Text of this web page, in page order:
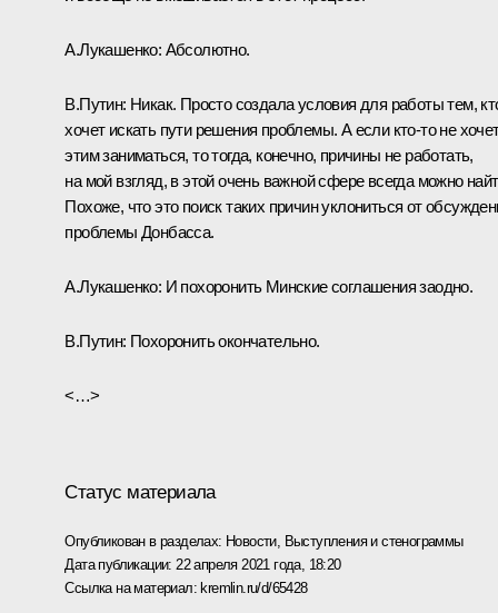
А.Лукашенко: Абсолютно.
В.Путин: Никак. Просто создала условия для работы тем,
хочет искать пути решения проблемы. А если кто-то не
этим заниматься, то тогда, конечно, причины не работать,
на мой взгляд, в этой очень важной сфере всегда можно
Похоже, что это поиск таких причин уклониться от
проблемы Донбасса.
А.Лукашенко: И похоронить Минские соглашения заодно.
В.Путин: Похоронить окончательно.
<…>
Статус материала
Опубликован в разделах: Новости, Выступления и стенограммы
Дата публикации: 22 апреля 2021 года, 18:20
Ссылка на материал: kremlin.ru/d/65428